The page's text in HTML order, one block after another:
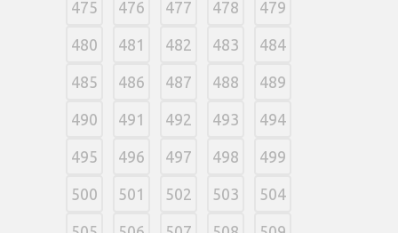
475 476 477 478 479
480 481 482 483 484
485 486 487 488 489
490 491 492 493 494
495 496 497 498 499
500 501 502 503 504